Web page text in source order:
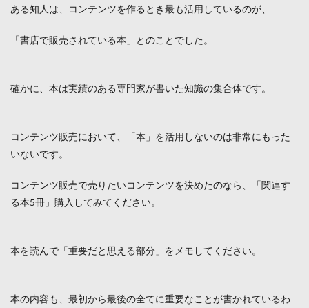
ある知人は、コンテンツを作るとき最も活用しているのが、
「書店で販売されている本」とのことでした。
確かに、本は実績のある専門家が書いた知識の集合体です。
コンテンツ販売において、「本」を活用しないのは非常にもった
いないです。
コンテンツ販売で売りたいコンテンツを決めたのなら、「関連す
る本5冊」購入してみてください。
本を読んで「重要だと思える部分」をメモしてください。
本の内容も、最初から最後の全てに重要なことが書かれているわ